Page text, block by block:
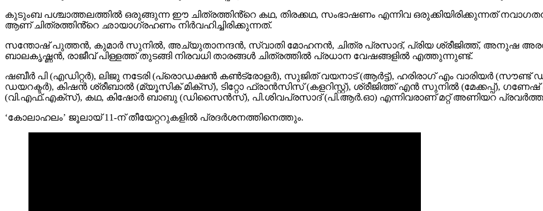
കുടുംബ പശ്ചാത്തലത്തിൽ ഒരുങ്ങുന്ന ഈ ചിത്രത്തിൻ്റെ കഥ, തിരക്കഥ, സംഭാഷണം എന്നിവ ഒരുക്കിയിരിക്കുന്നത്
ആണ് ചിത്രത്തിൻ്റെ ഛായാഗ്രഹണം നിർവഹിച്ചിരിക്കുന്നത്.
സന്തോഷ് പുത്തൻ, കുമാർ സുനിൽ, അച്യുതാനന്ദൻ, സ്വാതി മോഹനൻ, ചിത്ര പ്രസാദ്, പ്രിയ ശ്രീജിത്ത്, അനുഷ
ബാലകൃഷ്ണൻ, രാജീവ്‌ പിള്ളത്ത് തുടങ്ങി നിരവധി താരങ്ങൾ ചിത്രത്തിൽ പ്രധാന വേഷങ്ങളിൽ എത്തുന്നുണ്ട്.
ഷബീർ പി (എഡിറ്റർ), ലിജു നടേരി (പ്രൊഡക്ഷൻ കൺട്രോളർ), സുജിത് വയനാട് (ആർട്ട്), ഹരിരാഗ് എം വാരിയർ
ഡയറക്ടർ), കിഷൻ ശ്രീബാൽ (മ്യൂസിക് മിക്സ്), ടിറ്റോ ഫ്രാൻസിസ് (കളറിസ്റ്റ്), ശ്രീജിത്ത് എൻ സുനിൽ (മേക്കപ്പ്),
(വി.എഫ്.എക്സ്), കഥ, കിഷോർ ബാബു (ഡിസൈൻസ്), പി.ശിവപ്രസാദ് (പി.ആർ.ഓ) എന്നിവരാണ് മറ്റ് അണിയറ
‘കോലാഹലം’ ജൂലായ് 11-ന് തീയേറ്ററുകളിൽ പ്രദർശനത്തിനെത്തും.